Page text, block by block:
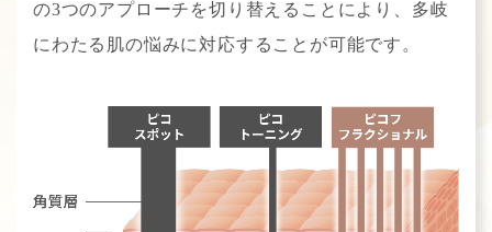
の3つのアプローチを切り替えることにより、多岐
にわたる肌の悩みに対応することが可能です。